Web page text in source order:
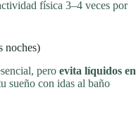
física 3–4 veces por
noches)
pero evita líquidos en
sueño con idas al baño